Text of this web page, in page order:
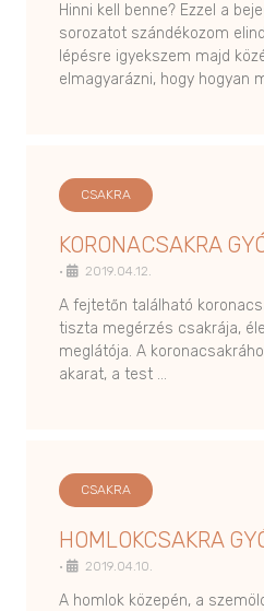
Hinni kell benne? Ezzel a
sorozatot szándékozom
lépésre igyekszem majd
elmagyarázni, hogy hogyan
CSAKRA
KORONACSAKRA
• 2019.04.12.
A fejtetőn található
tiszta megérzés csakrája,
meglátója. A
akarat, a test …
CSAKRA
HOMLOKCSAKRA
• 2019.04.10.
A homlok közepén, a